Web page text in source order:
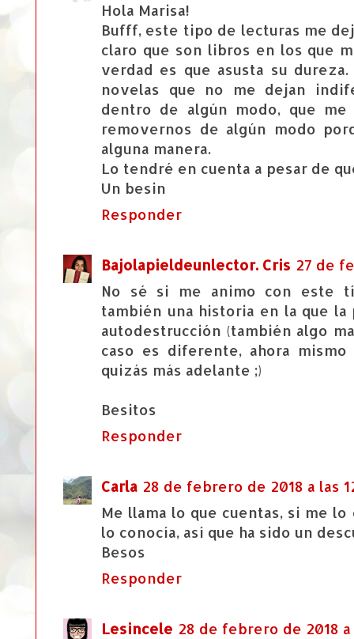
Hola Marisa!
Bufff, este tipo de lecturas me
claro que son libros en los que
verdad es que asusta su
novelas que no me dejan
dentro de algún modo, que
removernos de algún modo
alguna manera.
Lo tendré en cuenta a pesar de
Un besin
Responder
Bajolapieldeunlector. Cris 27 de
No sé si me animo con este
también una historia en la que
autodestrucción (también algo
caso es diferente, ahora
quizás más adelante ;)
Besitos
Responder
Carla 28 de febrero de 2018 a las
Me llama lo que cuentas, si me
lo conocía, así que ha sido un
Besos
Responder
Lesincele 28 de febrero de 2018 a